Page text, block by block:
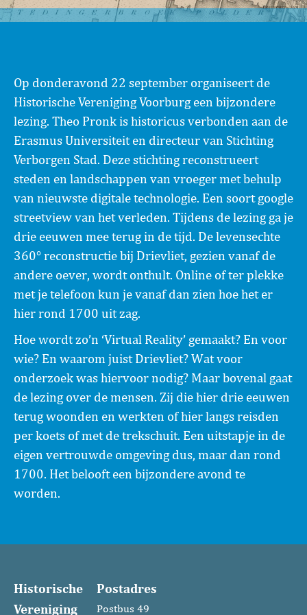
Zoeken
Op donderavond 22 september organiseert de
Historische Vereniging Voorburg een bijzondere
lezing. Theo Pronk is historicus verbonden aan de
Erasmus Universiteit en directeur van Stichting
Verborgen Stad. Deze stichting reconstrueert
steden en landschappen van vroeger met behulp
van nieuwste digitale technologie. Een soort google
streetview van het verleden. Tijdens de lezing ga je
drie eeuwen mee terug in de tijd. De levensechte
360° reconstructie bij Drievliet, gezien vanaf de
andere oever, wordt onthult. Online of ter plekke
met je telefoon kun je vanaf dan zien hoe het er
hier rond 1700 uit zag.
Hoe wordt zo’n ‘Virtual Reality’ gemaakt? En voor
wie? En waarom juist Drievliet? Wat voor
onderzoek was hiervoor nodig? Maar bovenal gaat
de lezing over de mensen. Zij die hier drie eeuwen
terug woonden en werkten of hier langs reisden
per koets of met de trekschuit. Een uitstapje in de
eigen vertrouwde omgeving dus, maar dan rond
1700. Het belooft een bijzondere avond te
worden.
Historische
Vereniging
Postadres
Postbus 49